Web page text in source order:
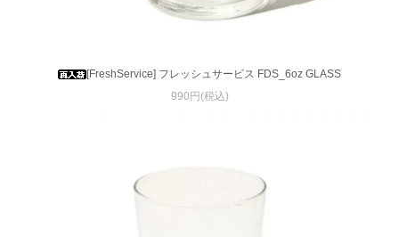
[FreshService] フレッシュサービス FDS_6oz GLASS
990円(税込)